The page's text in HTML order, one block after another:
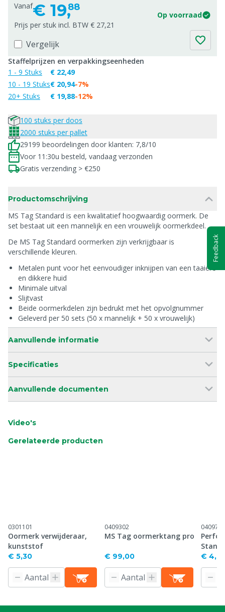
Vanaf€ 19,88
Op voorraad
Prijs per stuk incl. BTW € 27,21
Vergelijk
Staffelprijzen en verpakkingseenheden
1 - 9 Stuks
10 - 19 Stuks
20+ Stuks
€ 22,49
€ 20,94
€ 19,88
-7%
-12%
100 stuks per doos
2000 stuks per pallet
29199 beoordelingen door klanten: 7,8/10
Voor 11:30u besteld, vandaag verzonden
Gratis verzending > €250
Productomschrijving
MS Tag Standard is een kwalitatief hoogwaardig oormerk. De
set bestaat uit een mannelijk en een vrouwelijk oormerkdeel.
De MS Tag Standard oormerken zijn verkrijgbaar is
verschillende kleuren.
Metalen punt voor het eenvoudiger inknijpen van een taaiere
en dikkere huid
Minimale uitval
Slijtvast
Beide oormerkdelen zijn bedrukt met het opvolgnummer
Geleverd per 50 sets (50 x mannelijk + 50 x vrouwelijk)
Aanvullende informatie
Specificaties
Aanvullende documenten
Video's
Gerelateerde producten
0301101
Oormerk verwijderaar,
kunststof
€ 5,30
0409302
MS Tag oormerktang pro
€ 99,00
0409716
€ 4,61
Feedback